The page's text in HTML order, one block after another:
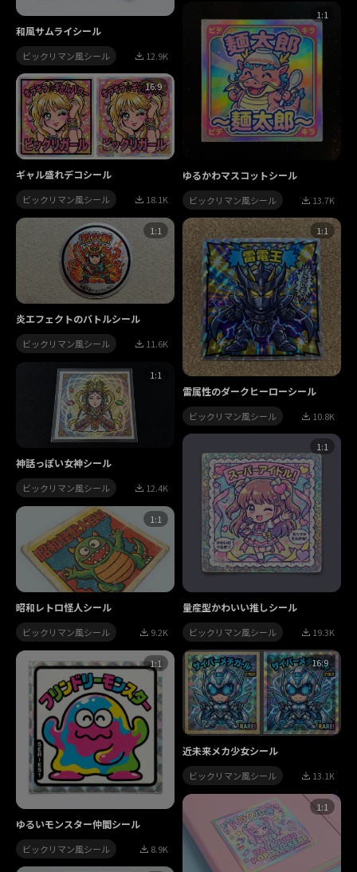
和風サムライシール
ビックリマン風シール 12.9K
1:1
ゆるかわマスコットシール
ビックリマン風シール 13.7K
16:9
ギャル盛れデコシール
ビックリマン風シール 18.1K
1:1
炎エフェクトのバトルシール
ビックリマン風シール 11.6K
1:1
雷属性のダークヒーローシール
ビックリマン風シール 10.8K
1:1
神話っぽい女神シール
ビックリマン風シール 12.4K
1:1
量産型かわいい推しシール
ビックリマン風シール 19.3K
1:1
昭和レトロ怪人シール
ビックリマン風シール 9.2K
16:9
近未来メカ少女シール
ビックリマン風シール 13.1K
1:1
ゆるいモンスター仲間シール
ビックリマン風シール 8.9K
1:1